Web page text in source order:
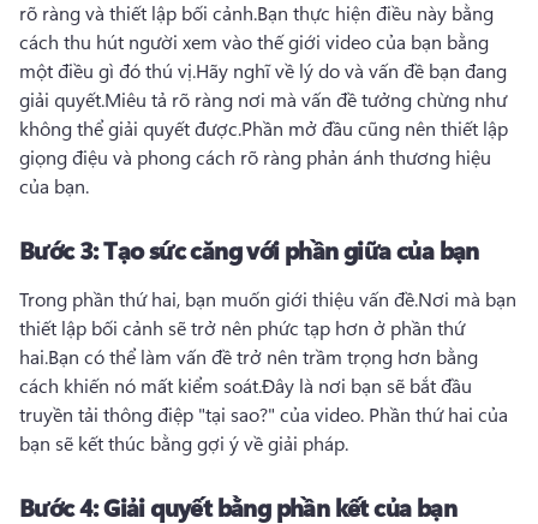
rõ ràng và thiết lập bối cảnh.Bạn thực hiện điều này bằng
cách thu hút người xem vào thế giới video của bạn bằng
một điều gì đó thú vị.Hãy nghĩ về lý do và vấn đề bạn đang
giải quyết.Miêu tả rõ ràng nơi mà vấn đề tưởng chừng như
không thể giải quyết được.Phần mở đầu cũng nên thiết lập
giọng điệu và phong cách rõ ràng phản ánh thương hiệu
của bạn.
Bước 3:Tạo sức căng với phần giữa của bạn
Trong phần thứ hai, bạn muốn giới thiệu vấn đề.Nơi mà bạn
thiết lập bối cảnh sẽ trở nên phức tạp hơn ở phần thứ
hai.Bạn có thể làm vấn đề trở nên trầm trọng hơn bằng
cách khiến nó mất kiểm soát.Đây là nơi bạn sẽ bắt đầu
truyền tải thông điệp "tại sao?" của video. Phần thứ hai của
bạn sẽ kết thúc bằng gợi ý về giải pháp.
Bước 4:Giải quyết bằng phần kết của bạn